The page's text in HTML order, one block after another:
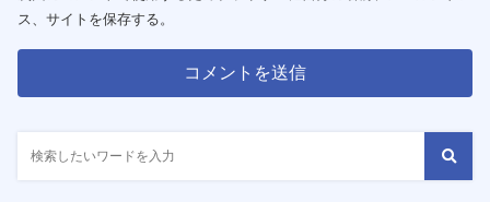
ス、サイトを保存する。